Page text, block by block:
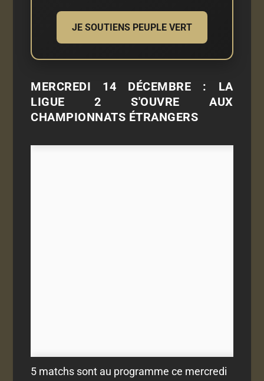
JE SOUTIENS PEUPLE VERT
MERCREDI 14 DÉCEMBRE : LA
LIGUE 2 S'OUVRE AUX
CHAMPIONNATS ÉTRANGERS
5 matchs sont au programme ce mercredi